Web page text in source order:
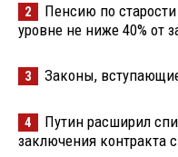
2
Пенсию по
уровне не ниже 40% от
3 Законы,
4
Путин расширил
заключения контракта